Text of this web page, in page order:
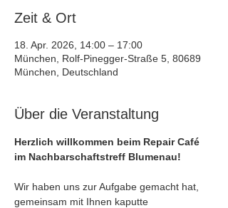
Zeit & Ort
18. Apr. 2026, 14:00 – 17:00
München, Rolf-Pinegger-Straße 5, 80689
München, Deutschland
Über die Veranstaltung
Herzlich willkommen beim Repair Café
im Nachbarschaftstreff Blumenau!
Wir haben uns zur Aufgabe gemacht hat,
gemeinsam mit Ihnen kaputte